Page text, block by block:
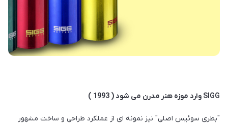
SIGG وارد موزه هنر مدرن می شود ( 1993 )
"بطری سوئیس اصلی" نیز نمونه ای از عملکرد طراحی و ساخت مشهور